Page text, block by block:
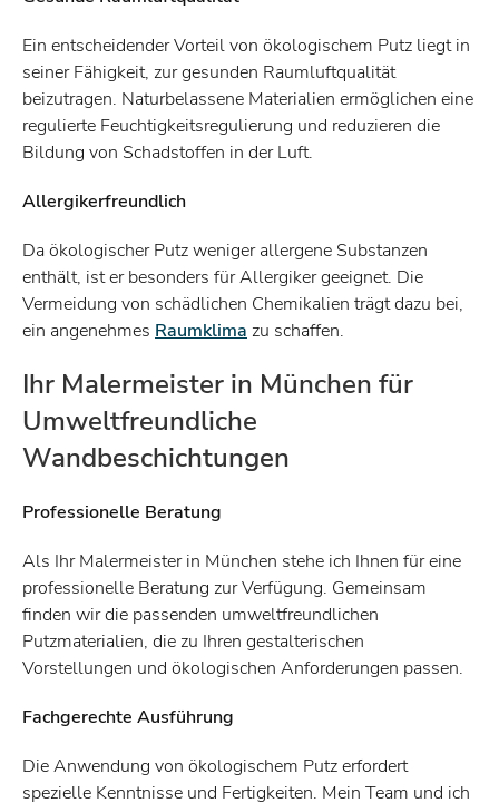
Ein entscheidender Vorteil von ökologischem Putz liegt in
seiner Fähigkeit, zur gesunden Raumluftqualität
beizutragen. Naturbelassene Materialien ermöglichen eine
regulierte Feuchtigkeitsregulierung und reduzieren die
Bildung von Schadstoffen in der Luft.
Allergikerfreundlich
Da ökologischer Putz weniger allergene Substanzen
enthält, ist er besonders für Allergiker geeignet. Die
Vermeidung von schädlichen Chemikalien trägt dazu bei,
ein angenehmes Raumklima zu schaffen.
Ihr Malermeister in München für
Umweltfreundliche
Wandbeschichtungen
Professionelle Beratung
Als Ihr Malermeister in München stehe ich Ihnen für eine
professionelle Beratung zur Verfügung. Gemeinsam
finden wir die passenden umweltfreundlichen
Putzmaterialien, die zu Ihren gestalterischen
Vorstellungen und ökologischen Anforderungen passen.
Fachgerechte Ausführung
Die Anwendung von ökologischem Putz erfordert
spezielle Kenntnisse und Fertigkeiten. Mein Team und ich